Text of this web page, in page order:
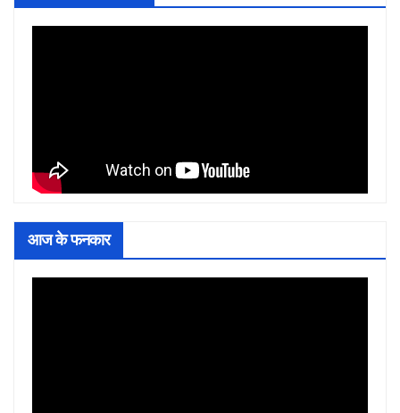
आज के फनकार